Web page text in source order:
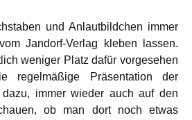
und Anlautbildchen immer
Jandorf-Verlag kleben lassen.
weniger Platz dafür vorgesehen
regelmäßige Präsentation der
immer wieder auch auf den
ob man dort noch etwas